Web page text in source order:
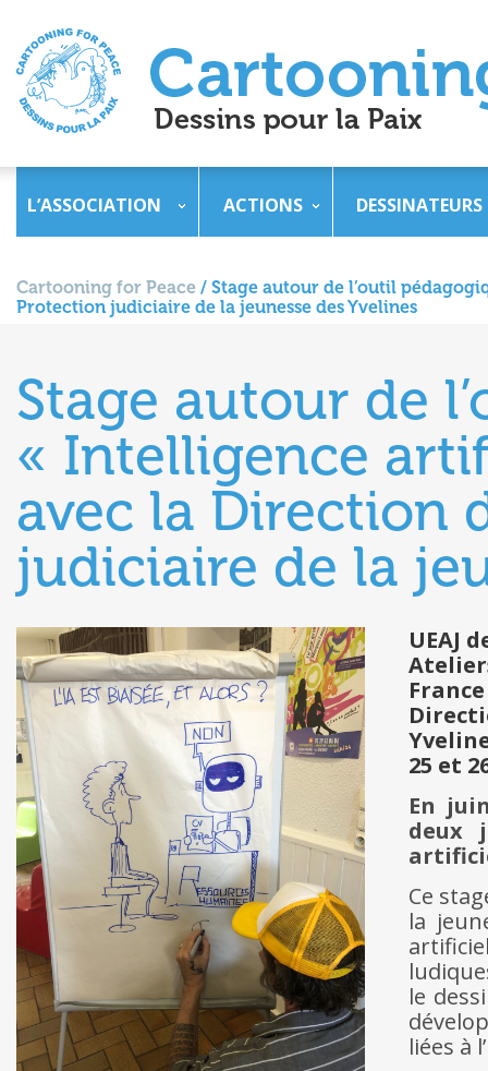
L’ASSOCIATION ACTIONS DESSINATEURS
Cartooning for Peace / Stage autour de l’outil
Protection judiciaire de la jeunesse des Yvelines
Stage autour de
« Intelligence
avec la Direction
judiciaire de la
UEAJ
France
25 et
En
deux
Ce
la
le
liées à